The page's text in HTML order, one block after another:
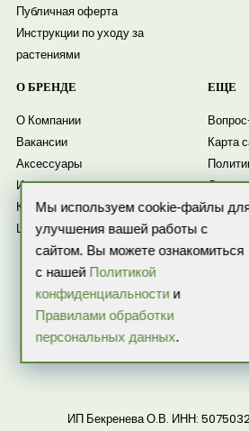
Публичная оферта
Инструкции по уходу за
растениями
О БРЕНДЕ
О Компании
Вакансии
Аксессуары
Искусственные растения
Комнатные растения
Цветочные композиции
ЕЩЕ
Карта
ИП Бекренева О.В. ИНН:
Мы используем cookie-файлы
улучшения вашей работы с
сайтом. Вы можете ознакомиться
с нашей Политикой
конфиденциальностии
Правилами обработки
персональных данных.